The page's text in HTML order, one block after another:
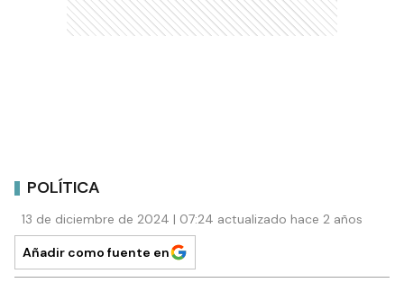
POLÍTICA
13 de diciembre de 2024 | 07:24 actualizado hace 2 años
Añadir como fuente en